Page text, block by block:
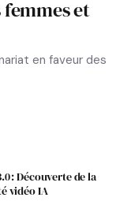
et
en faveur des
: Découverte de la
vidéo IA